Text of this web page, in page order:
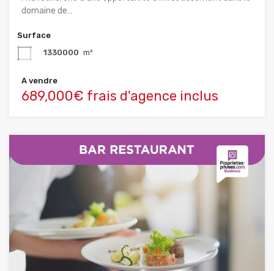
domaine de…
Surface
1330000 m²
A vendre
689,000€ frais d'agence inclus